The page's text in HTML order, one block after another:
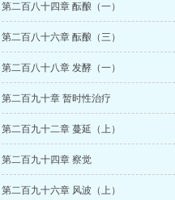
第二百八十四章 酝酿（一）
第二百八十六章 酝酿（三）
第二百八十八章 发酵（一）
第二百九十章 暂时性治疗
第二百九十二章 蔓延（上）
第二百九十四章 察觉
第二百九十六章 风波（上）